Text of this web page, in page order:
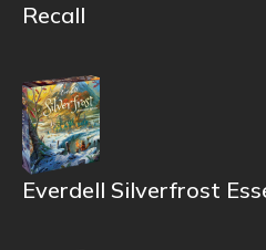
Recall
Everdell Silverfrost